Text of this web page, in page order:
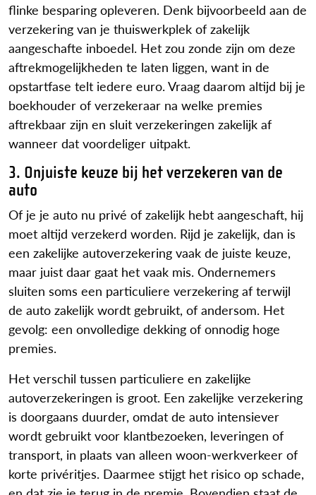
flinke besparing opleveren. Denk bijvoorbeeld aan de
verzekering van je thuiswerkplek of zakelijk
aangeschafte inboedel. Het zou zonde zijn om deze
aftrekmogelijkheden te laten liggen, want in de
opstartfase telt iedere euro. Vraag daarom altijd bij je
boekhouder of verzekeraar na welke premies
aftrekbaar zijn en sluit verzekeringen zakelijk af
wanneer dat voordeliger uitpakt.
3. Onjuiste keuze bij het verzekeren van de
auto
Of je je auto nu privé of zakelijk hebt aangeschaft, hij
moet altijd verzekerd worden. Rijd je zakelijk, dan is
een zakelijke autoverzekering vaak de juiste keuze,
maar juist daar gaat het vaak mis. Ondernemers
sluiten soms een particuliere verzekering af terwijl
de auto zakelijk wordt gebruikt, of andersom. Het
gevolg: een onvolledige dekking of onnodig hoge
premies.
Het verschil tussen particuliere en zakelijke
autoverzekeringen is groot. Een zakelijke verzekering
is doorgaans duurder, omdat de auto intensiever
wordt gebruikt voor klantbezoeken, leveringen of
transport, in plaats van alleen woon-werkverkeer of
korte privéritjes. Daarmee stijgt het risico op schade,